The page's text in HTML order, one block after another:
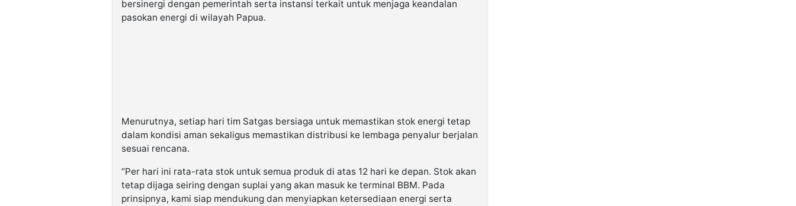
bersinergi dengan pemerintah serta instansi terkait untuk menjaga keandalan
pasokan energi di wilayah Papua.
Menurutnya, setiap hari tim Satgas bersiaga untuk memastikan stok energi tetap
dalam kondisi aman sekaligus memastikan distribusi ke lembaga penyalur berjalan
sesuai rencana.
“Per hari ini rata-rata stok untuk semua produk di atas 12 hari ke depan. Stok akan
tetap dijaga seiring dengan suplai yang akan masuk ke terminal BBM. Pada
prinsipnya, kami siap mendukung dan menyiapkan ketersediaan energi serta